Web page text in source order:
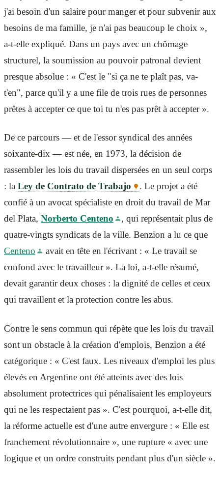
j'ai besoin d'un salaire pour manger et pour subvenir aux
besoins de ma famille, je n'ai pas beaucoup le choix »,
a-t-elle expliqué. Dans un pays avec un chômage
structurel, la soumission au pouvoir patronal devient
presque absolue : « C'est le "si ça ne te plaît pas, va-
t'en", parce qu'il y a une file de trois rues de personnes
prêtes à accepter ce que toi tu n'es pas prêt à accepter ».
De ce parcours — et de l'essor syndical des années
soixante-dix — est née, en 1973, la décision de
rassembler les lois du travail dispersées en un seul corps
: la Ley de Contrato de Trabajo
. Le projet a été
confié à un avocat spécialiste en droit du travail de Mar
del Plata, Norberto Centeno
, qui représentait plus de
quatre-vingts syndicats de la ville. Benzion a lu ce que
Centeno
avait en tête en l'écrivant : « Le travail se
confond avec le travailleur ». La loi, a-t-elle résumé,
devait garantir deux choses : la dignité de celles et ceux
qui travaillent et la protection contre les abus.
Contre le sens commun qui répète que les lois du travail
sont un obstacle à la création d'emplois, Benzion a été
catégorique : « C'est faux. Les niveaux d'emploi les plus
élevés en Argentine ont été atteints avec des lois
absolument protectrices qui pénalisaient les employeurs
qui ne les respectaient pas ». C'est pourquoi, a-t-elle dit,
la réforme actuelle est d'une autre envergure : « Elle est
franchement révolutionnaire », une rupture « avec une
logique et un ordre construits pendant plus d'un siècle ».